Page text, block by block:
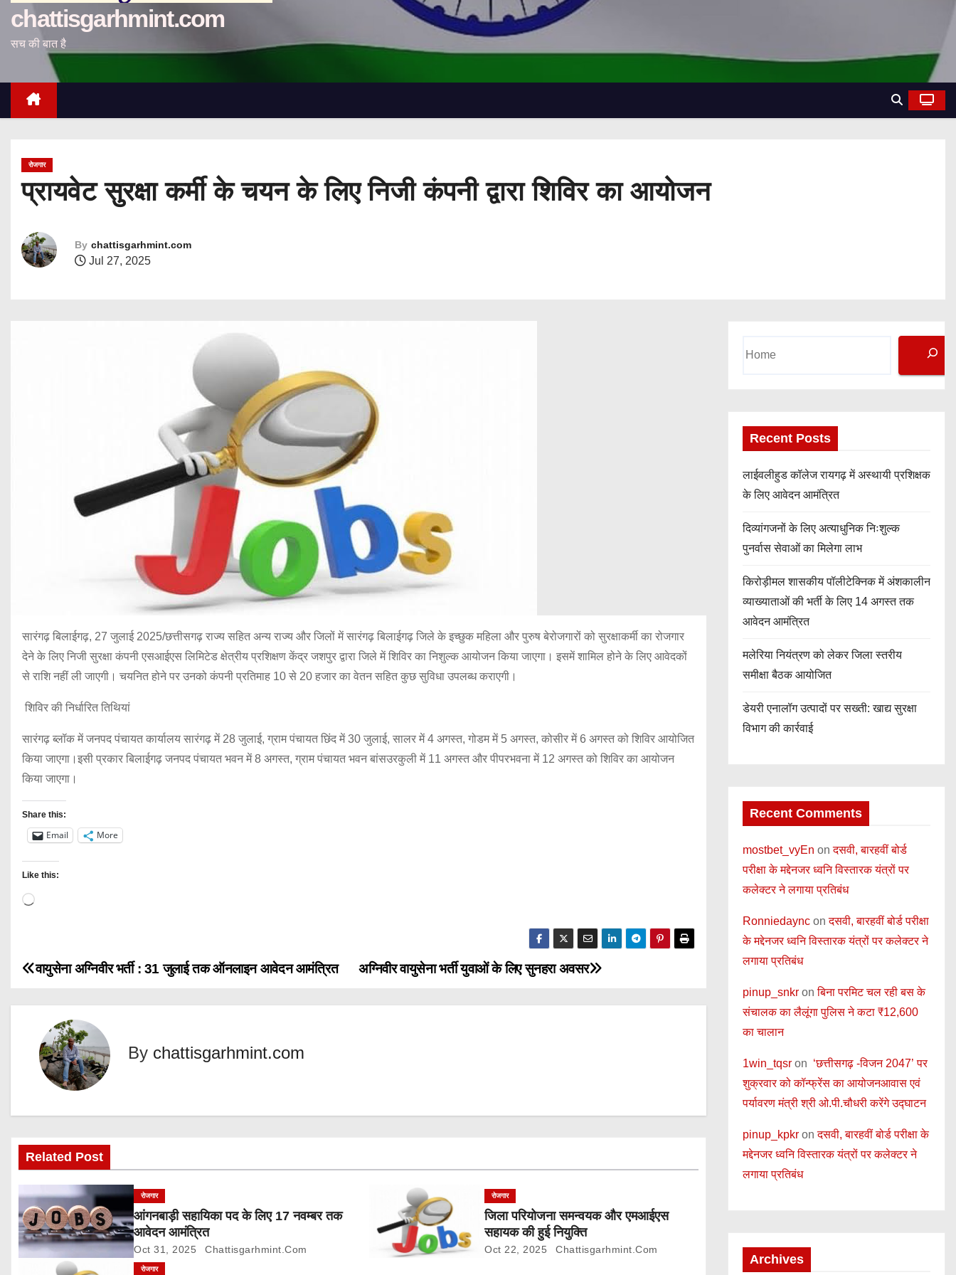
chattisgarhmint.com
सच की बात है
रोजगार
प्रायवेट सुरक्षा कर्मी के चयन के लिए निजी कंपनी द्वारा शिविर का आयोजन
By chattisgarhmint.com
Jul 27, 2025
सारंगढ़ बिलाईगढ़, 27 जुलाई 2025/छत्तीसगढ़ राज्य सहित अन्य राज्य और जिलों में सारंगढ़ बिलाईगढ़ जिले के इच्छुक महिला और पुरुष बेरोजगारों को सुरक्षाकर्मी का रोजगार
देने के लिए निजी सुरक्षा कंपनी एसआईएस लिमिटेड क्षेत्रीय प्रशिक्षण केंद्र जशपुर द्वारा जिले में शिविर का निशुल्क आयोजन किया जाएगा। इसमें शामिल होने के लिए आवेदकों
से राशि नहीं ली जाएगी। चयनित होने पर उनको कंपनी प्रतिमाह 10 से 20 हजार का वेतन सहित कुछ सुविधा उपलब्ध कराएगी।
शिविर की निर्धारित तिथियां
सारंगढ़ ब्लॉक में जनपद पंचायत कार्यालय सारंगढ़ में 28 जुलाई, ग्राम पंचायत छिंद में 30 जुलाई, सालर में 4 अगस्त, गोडम में 5 अगस्त, कोसीर में 6 अगस्त को शिविर आयोजित
किया जाएगा।इसी प्रकार बिलाईगढ़ जनपद पंचायत भवन में 8 अगस्त, ग्राम पंचायत भवन बांसउरकुली में 11 अगस्त और पीपरभवना में 12 अगस्त को शिविर का आयोजन
किया जाएगा।
Share this:
Email More
Like this:
L
…
P
o
a
v
i
g
a
अग्निवीर वायुसेना भर्ती युवाओं के लिए सुनहरा अवसर
वायुसेना अग्निवीर भर्ती : 31 जुलाई तक ऑनलाइन आवेदन आमंत्रित
By chattisgarhmint.com
Related Post
रोजगार
आंगनबाड़ी सहायिका पद के लिए 17 नवम्बर तक
आवेदन आमंत्रित
Oct 31, 2025 Chattisgarhmint.com
रोजगार
जिला परियोजना समन्वयक और एमआईएस
सहायक की हुई नियुक्ति
Oct 22, 2025 Chattisgarhmint.com
रोजगार
e
Recent Posts
लाईवलीहुड कॉलेज रायगढ़ में अस्थायी प्रशिक्षक
के लिए आवेदन आमंत्रित
दिव्यांगजनों के लिए अत्याधुनिक निःशुल्क
पुनर्वास सेवाओं का मिलेगा लाभ
किरोड़ीमल शासकीय पॉलीटेक्निक में अंशकालीन
व्याख्याताओं की भर्ती के लिए 14 अगस्त तक
आवेदन आमंत्रित
मलेरिया नियंत्रण को लेकर जिला स्तरीय
समीक्षा बैठक आयोजित
डेयरी एनालॉग उत्पादों पर सख्ती: खाद्य सुरक्षा
विभाग की कार्रवाई
Recent Comments
mostbet_vyEn onदसवी, बारहवीं बोर्ड
परीक्षा के मद्देनजर ध्वनि विस्तारक यंत्रों पर
कलेक्टर ने लगाया प्रतिबंध
Ronniedaync onदसवी, बारहवीं बोर्ड परीक्षा
के मद्देनजर ध्वनि विस्तारक यंत्रों पर कलेक्टर ने
लगाया प्रतिबंध
pinup_snkr onबिना परमिट चल रही बस के
संचालक का लैलूंगा पुलिस ने कटा ₹12,600
का चालान
1win_tqsr on ‘छत्तीसगढ़ -विजन 2047’ पर
शुक्रवार को कॉन्फ्रेंस का आयोजनआवास एवं
पर्यावरण मंत्री श्री ओ.पी.चौधरी करेंगे उद्घाटन
pinup_kpkr onदसवी, बारहवीं बोर्ड परीक्षा के
मद्देनजर ध्वनि विस्तारक यंत्रों पर कलेक्टर ने
लगाया प्रतिबंध
Archives